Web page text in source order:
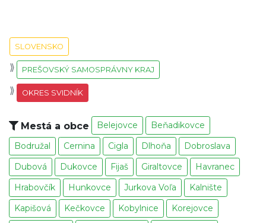
SLOVENSKO
PREŠOVSKÝ SAMOSPRÁVNY KRAJ
OKRES SVIDNÍK
Mestá a obce Belejovce
Beňadikovce
Bodružal
Cernina Cigla Dlhoňa
Dobroslava
Dubová
Dukovce Fijaš Giraltovce
Havranec
Hrabovčík
Hunkovce Jurkova Voľa
Kalnište
Kapišová
Kečkovce Kobylnice
Korejovce